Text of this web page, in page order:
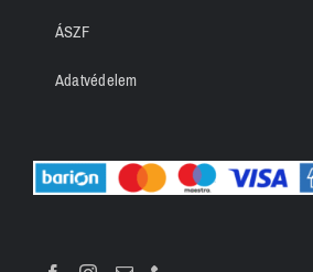
ÁSZF
Adatvédelem